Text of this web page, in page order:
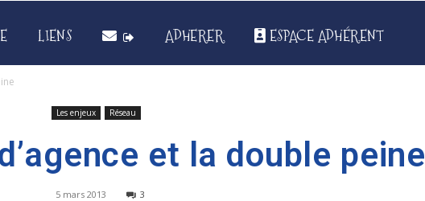
LIENS ADHERER ESPACE ADHÉRENT
Les enjeux Réseau
et la double peine
5 mars 2013 3